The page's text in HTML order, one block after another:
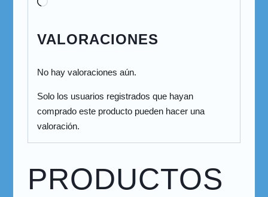
VALORACIONES
No hay valoraciones aún.
Solo los usuarios registrados que hayan
comprado este producto pueden hacer una
valoración.
PRODUCTOS